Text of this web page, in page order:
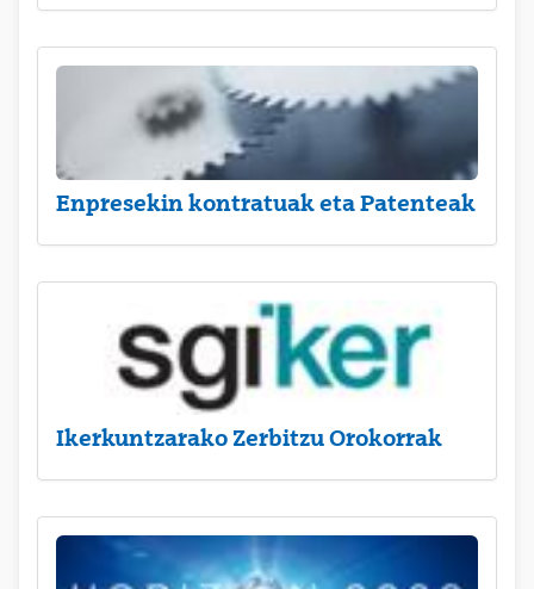
Enpresekin kontratuak eta Patenteak
Ikerkuntzarako Zerbitzu Orokorrak